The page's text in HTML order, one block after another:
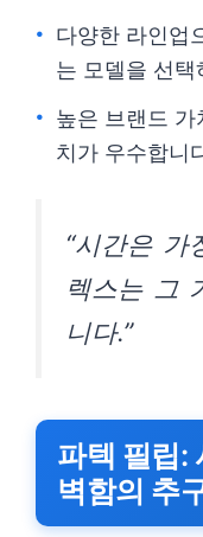
다양한 라인업
는 모델을 선택
높은 브랜드
치가 우수합니
“시간은 가
렉스는 그
니다.”
파텍 필립:
벽함의 추